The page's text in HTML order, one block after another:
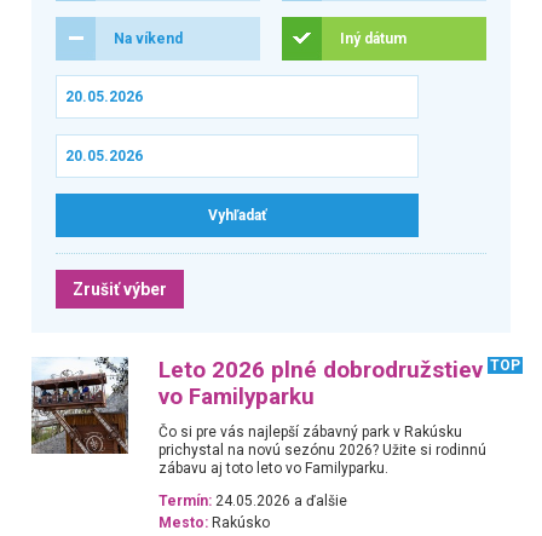
Na víkend Iný dátum
Zrušiť výber
Leto 2026 plné dobrodružstiev
vo Familyparku
TOP
Čo si pre vás najlepší zábavný park v Rakúsku
prichystal na novú sezónu 2026? Užite si rodinnú
zábavu aj toto leto vo Familyparku.
Termín: 24.05.2026 a ďalšie
Mesto: Rakúsko